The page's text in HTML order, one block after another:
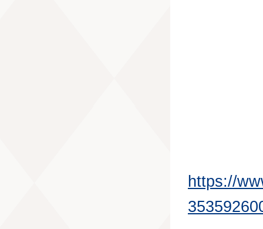
https://